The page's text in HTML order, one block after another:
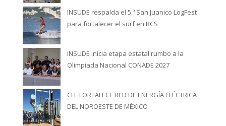
INSUDE respalda el 5.º San Juanico LogFest
para fortalecer el surf en BCS
INSUDE inicia etapa estatal rumbo a la
Olimpiada Nacional CONADE 2027
CFE FORTALECE RED DE ENERGÍA ELÉCTRICA
DEL NOROESTE DE MÉXICO